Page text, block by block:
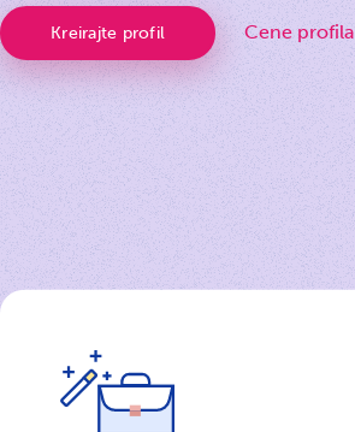
Kreirajte profil Cene profila